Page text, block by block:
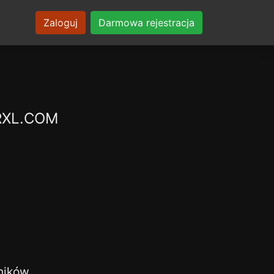
Zaloguj Darmowa rejestracja